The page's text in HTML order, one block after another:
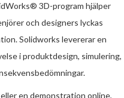
3D-program hjälper
och designers lyckas
Solidworks levererar en
i produktdesign, simulering,
en demonstration online,